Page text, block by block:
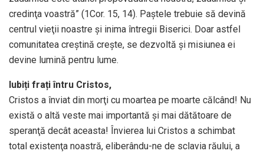
credinţa voastră” (1Cor. 15, 14). Paștele trebuie să devină
centrul vieţii noastre și inima întregii Biserici. Doar astfel
comunitatea creștină crește, se dezvoltă și misiunea ei
devine lumină pentru lume.
Iubiți frați întru Cristos,
Cristos a înviat din morţi cu moartea pe moarte călcând! Nu
există o altă veste mai importantă și mai dătătoare de
speranţă decât aceasta! Învierea lui Cristos a schimbat
total existenţa noastră, eliberându-ne de sclavia răului, a